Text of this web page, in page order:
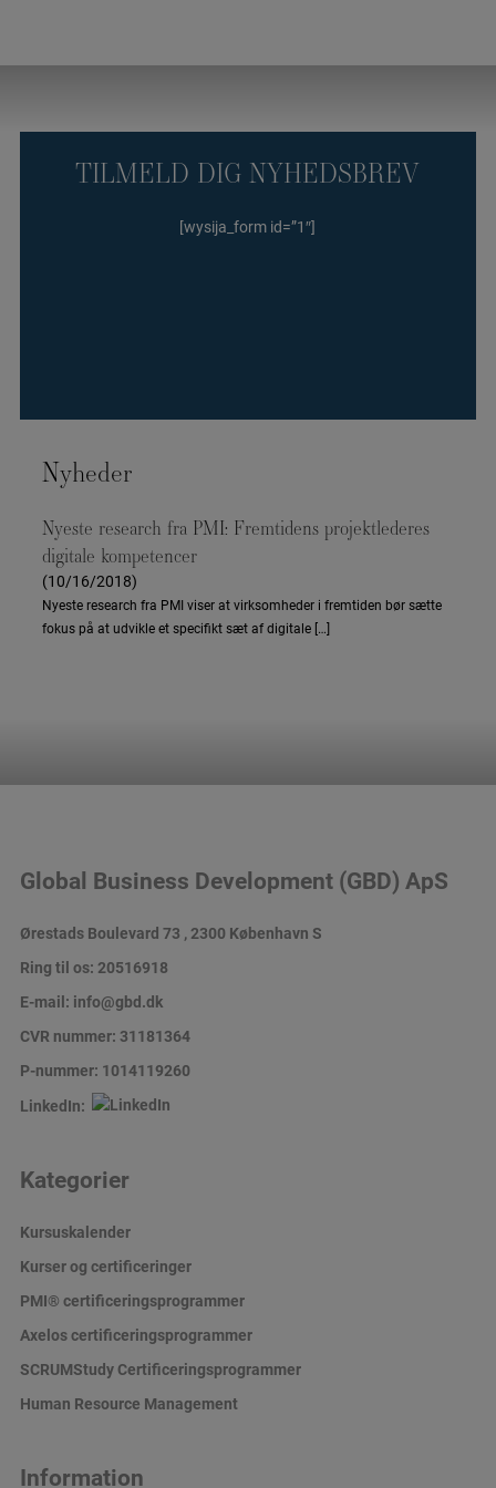
TILMELD DIG NYHEDSBREV
[wysija_form id=”1″]
Nyheder
Nyeste research fra PMI: Fremtidens projektlederes
digitale kompetencer
(10/16/2018)
Nyeste research fra PMI viser at virksomheder i fremtiden bør sætte
fokus på at udvikle et specifikt sæt af digitale […]
Global Business Development (GBD) ApS
Ørestads Boulevard 73 , 2300 København S
Ring til os: 20516918
E-mail: info@gbd.dk
CVR nummer: 31181364
P-nummer: 1014119260
LinkedIn:
Kategorier
Kursuskalender
Kurser og certificeringer
PMI® certificeringsprogrammer
Axelos certificeringsprogrammer
SCRUMStudy Certificeringsprogrammer
Human Resource Management
Information